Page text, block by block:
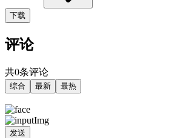
下载
评论
共0条评论
综合 最新 最热
发送